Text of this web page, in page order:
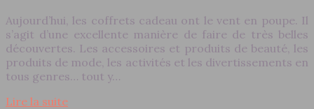
Aujourd’hui, les coffrets cadeau ont le vent en poupe. Il
s’agit d’une excellente manière de faire de très belles
découvertes. Les accessoires et produits de beauté, les
produits de mode, les activités et les divertissements en
tous genres… tout y…
Lire la suite